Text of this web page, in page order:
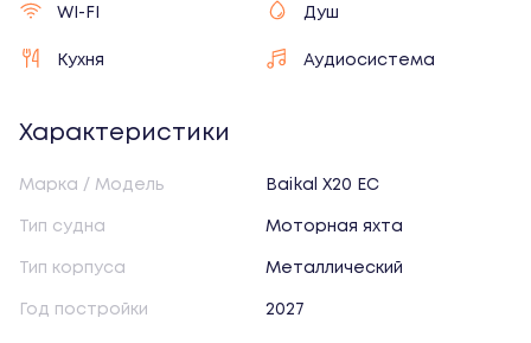
Создать аккаунт
пользовательским соглашением
WI-FI Душ
Кухня Аудиосистема
Характеристики
Марка / Модель Baikal X20 EC
Тип судна Моторная яхта
Тип корпуса Металлический
Год постройки 2027